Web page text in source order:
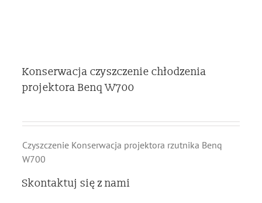
Konserwacja czyszczenie chłodzenia
projektora Benq W700
Czyszczenie Konserwacja projektora rzutnika Benq
W700
Skontaktuj się z nami